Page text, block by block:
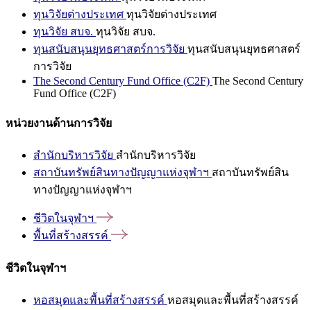
ทุนวิจัยต่างประเทศ ทุนวิจัยต่างประเทศ
ทุนวิจัย สบจ. ทุนวิจัย สบจ.
ทุนสนับสนุนยุทธศาสตร์การวิจัย ทุนสนับสนุนยุทธศาสตร์
การวิจัย
The Second Century Fund Office (C2F) The Second Century
Fund Office (C2F)
หน่วยงานด้านการวิจัย
สำนักบริหารวิจัย สำนักบริหารวิจัย
สถาบันทรัพย์สินทางปัญญาแห่งจุฬาฯ สถาบันทรัพย์สิน
ทางปัญญาแห่งจุฬาฯ
ชีวิตในจุฬาฯ
พื้นที่สร้างสรรค์
ชีวิตในจุฬาฯ
หอสมุดและพื้นที่สร้างสรรค์ หอสมุดและพื้นที่สร้างสรรค์